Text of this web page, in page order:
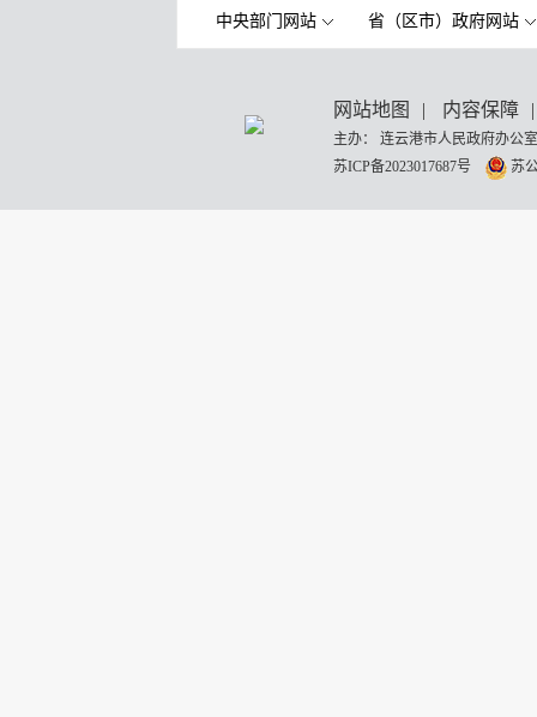
中央部门网站 省（区市）政府网站
网站地图 | 内容保障 |
主办： 连云港市人民政府办
苏ICP备2023017687号
苏